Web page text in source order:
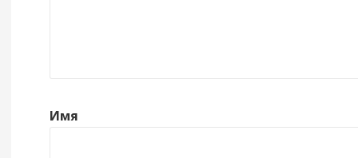
Имя